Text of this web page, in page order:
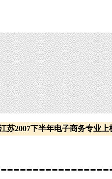
苏2007下半年电子商务专业